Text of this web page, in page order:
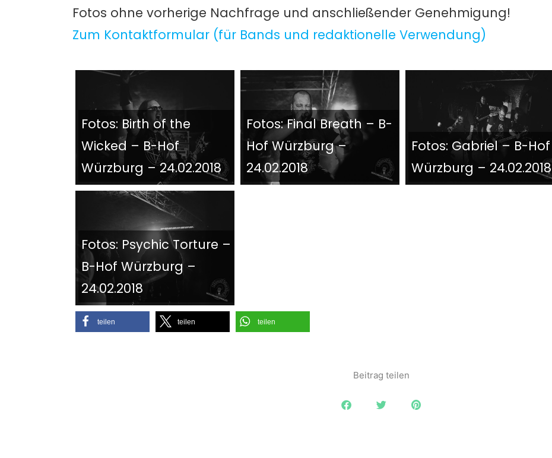
Fotos ohne vorherige Nachfrage und anschließender Genehmigung!
Zum Kontaktformular (für Bands und redaktionelle Verwendung)
Fotos: Birth of the
Wicked – B-Hof
Würzburg – 24.02.2018
Fotos: Final Breath – B-
Hof Würzburg –
24.02.2018
Fotos: Gabriel – B-Hof
Würzburg – 24.02.2018
Fotos: Psychic Torture –
B-Hof Würzburg –
24.02.2018
teilen teilen teilen
Beitrag teilen